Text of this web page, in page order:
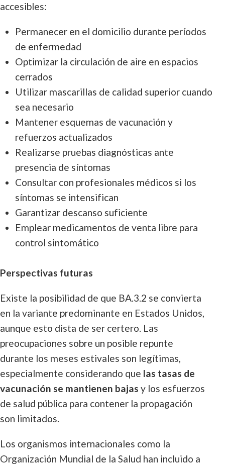
accesibles:
Permanecer en el domicilio durante períodos
de enfermedad
Optimizar la circulación de aire en espacios
cerrados
Utilizar mascarillas de calidad superior cuando
sea necesario
Mantener esquemas de vacunación y
refuerzos actualizados
Realizarse pruebas diagnósticas ante
presencia de síntomas
Consultar con profesionales médicos si los
síntomas se intensifican
Garantizar descanso suficiente
Emplear medicamentos de venta libre para
control sintomático
Perspectivas futuras
Existe la posibilidad de que BA.3.2 se convierta
en la variante predominante en Estados Unidos,
aunque esto dista de ser certero. Las
preocupaciones sobre un posible repunte
durante los meses estivales son legítimas,
especialmente considerando que las tasas de
vacunación se mantienen bajas y los esfuerzos
de salud pública para contener la propagación
son limitados.
Los organismos internacionales como la
Organización Mundial de la Salud han incluido a